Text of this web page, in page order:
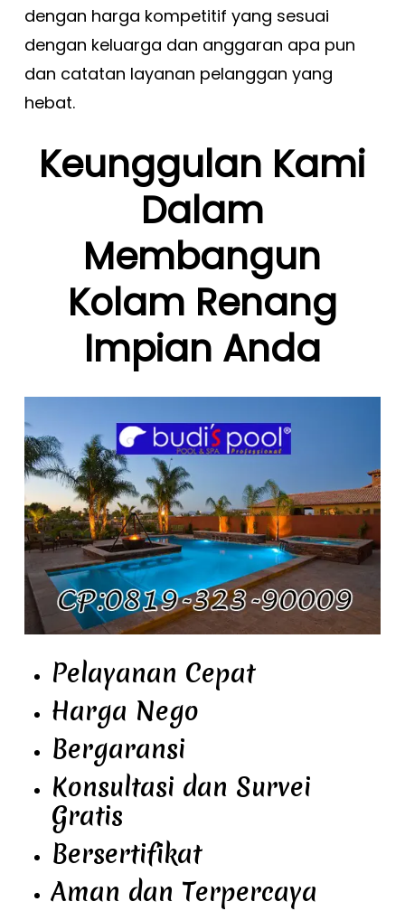
dengan harga kompetitif yang sesuai
dengan keluarga dan anggaran apa pun
dan catatan layanan pelanggan yang
hebat.
Keunggulan Kami
Dalam
Membangun
Kolam Renang
Impian Anda
Pelayanan Cepat
Harga Nego
Bergaransi
Konsultasi dan Survei
Gratis
Bersertifikat
Aman dan Terpercaya